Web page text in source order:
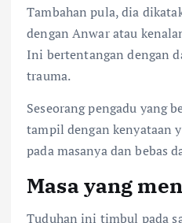
Tambahan pula, dia
dengan Anwar atau
Ini bertentangan dengan
trauma.
Seseorang pengadu yang
tampil dengan kenyataan
pada masanya dan bebas
Masa yang
Tuduhan ini timbul pada